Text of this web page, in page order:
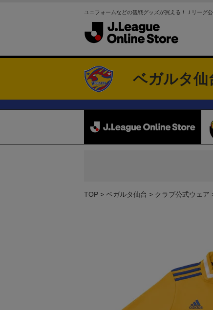
ユニフォームなどの観戦グッズが買える！Ｊリーグ
ベガルタ仙
TOP ベガルタ仙台 クラブ公式ウェア